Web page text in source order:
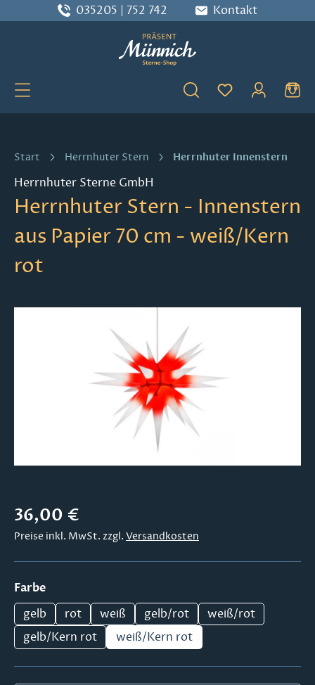
Zum Hauptinhalt springen
035205 | 752 742 Kontakt
Du hast 0
Start Herrnhuter Stern Herrnhuter Innenstern
Herrnhuter Sterne GmbH
Herrnhuter Stern - Innenstern
aus Papier 70 cm - weiß/Kern
rot
Regulärer Preis:
36,00 €
Preise inkl. MwSt. zzgl. Versandkosten
Farbeauswählen
gelb
rot weiß gelb/rot
weiß/rot
gelb/Kern rot
weiß/Kern rot